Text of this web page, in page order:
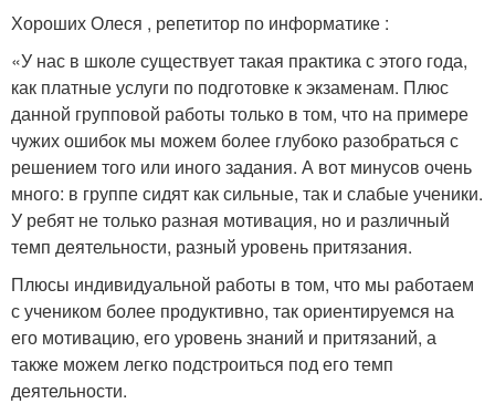
Хороших Олеся , репетитор по информатике :
«У нас в школе существует такая практика с этого года,
как платные услуги по подготовке к экзаменам. Плюс
данной групповой работы только в том, что на примере
чужих ошибок мы можем более глубоко разобраться с
решением того или иного задания. А вот минусов очень
много: в группе сидят как сильные, так и слабые ученики.
У ребят не только разная мотивация, но и различный
темп деятельности, разный уровень притязания.
Плюсы индивидуальной работы в том, что мы работаем
с учеником более продуктивно, так ориентируемся на
его мотивацию, его уровень знаний и притязаний, а
также можем легко подстроиться под его темп
деятельности.